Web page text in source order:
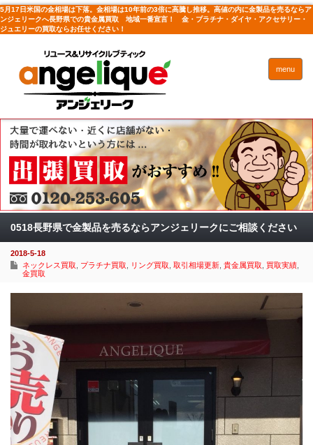
5月17日米国の金相場は下落。金相場は10年前の3倍に高騰し推移。高値の内に金製品を売るならア
ンジェリークへ長野県での貴金属買取 地域一番宣言！ 金・プラチナ・ダイヤ・アクセサリー・
ジュエリーの買取ならお任せください！
menu
0518長野県で金製品を売るならアンジェリークにご相談ください
2018-5-18
ネックレス買取
プラチナ買取 リング買取 取引相場更新 貴金属買取 買取実績
金買取